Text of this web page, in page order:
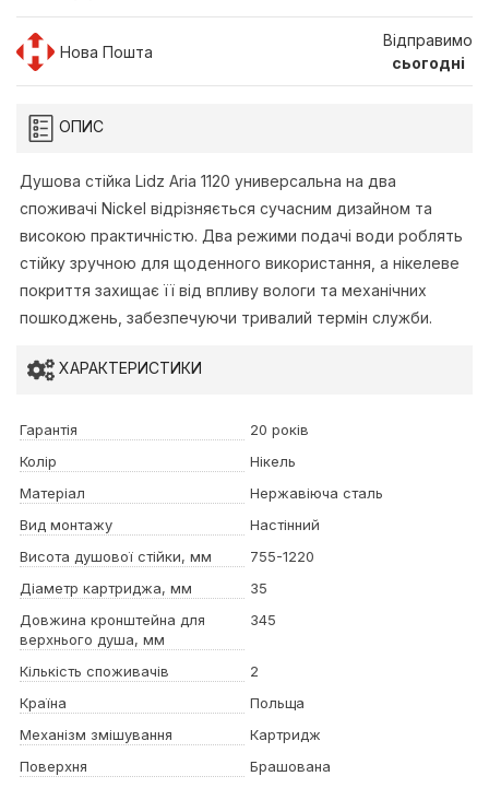
Нова Пошта
Відправимо
сьогодні
ОПИС
Душова стійка Lidz Aria 1120 универсальна на два
споживачі Nickel відрізняється сучасним дизайном та
високою практичністю. Два режими подачі води роблять
стійку зручною для щоденного використання, а нікелеве
покриття захищає її від впливу вологи та механічних
пошкоджень, забезпечуючи тривалий термін служби.
ХАРАКТЕРИСТИКИ
Гарантія
20 років
Колір
Нікель
Матеріал
Нержавіюча сталь
Вид монтажу
Настінний
Висота душової стійки, мм
755-1220
Діаметр картриджа, мм
35
Довжина кронштейна для
верхнього душа, мм
345
Кількість споживачів
2
Країна
Польща
Механізм змішування
Картридж
Поверхня
Брашована